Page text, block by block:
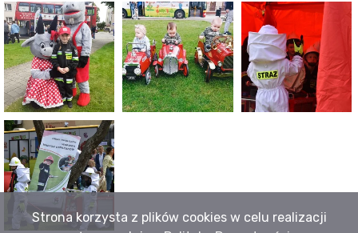
Strona korzysta z plików cookies w celu realizacji